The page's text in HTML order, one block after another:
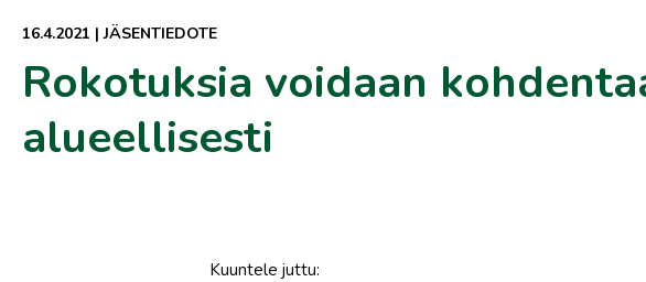
16.4.2021 |JÄSENTIEDOTE
Rokotuksia voidaan
alueellisesti
Kuuntele juttu: